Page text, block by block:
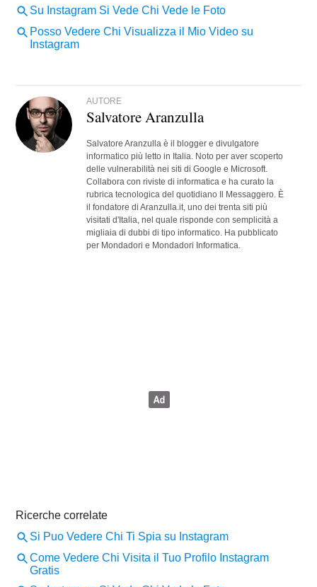
AUTORE
Salvatore Aranzulla
Salvatore Aranzulla è il blogger e divulgatore
informatico più letto in Italia. Noto per aver scoperto
delle vulnerabilità nei siti di Google e Microsoft.
Collabora con riviste di informatica e ha curato la
rubrica tecnologica del quotidiano Il Messaggero. È
il fondatore di Aranzulla.it, uno dei trenta siti più
visitati d'Italia, nel quale risponde con semplicità a
migliaia di dubbi di tipo informatico. Ha pubblicato
per Mondadori e Mondadori Informatica.